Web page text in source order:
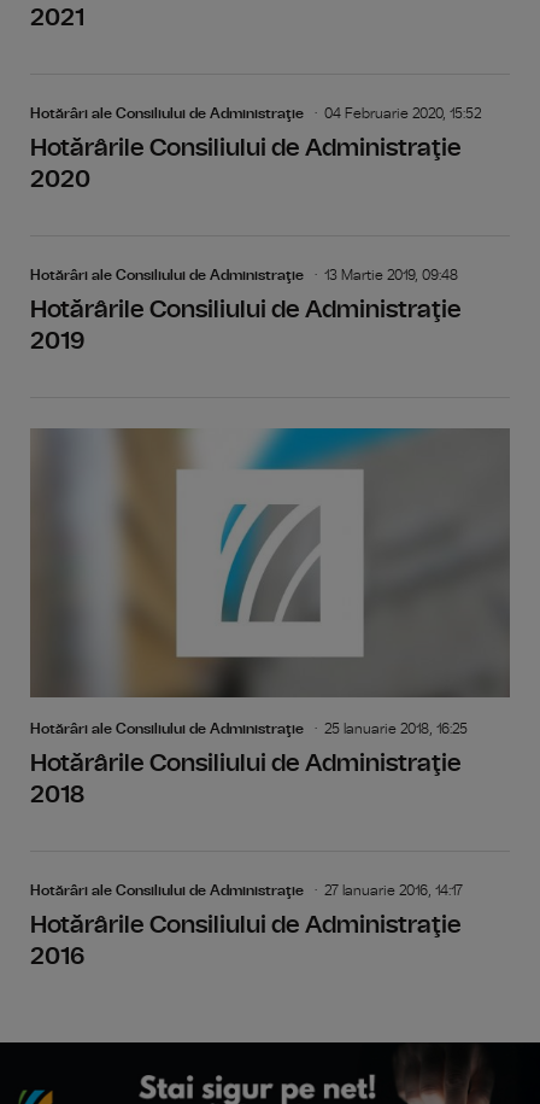
2021
Hotărâri ale Consiliului de Administraţie 04 Februarie 2020, 15:52
Hotărârile Consiliului de Administraţie
2020
Hotărâri ale Consiliului de Administraţie 13 Martie 2019, 09:48
Hotărârile Consiliului de Administraţie
2019
Hotărâri ale Consiliului de Administraţie 25 Ianuarie 2018, 16:25
Hotărârile Consiliului de Administraţie
2018
Hotărâri ale Consiliului de Administraţie 27 Ianuarie 2016, 14:17
Hotărârile Consiliului de Administraţie
2016